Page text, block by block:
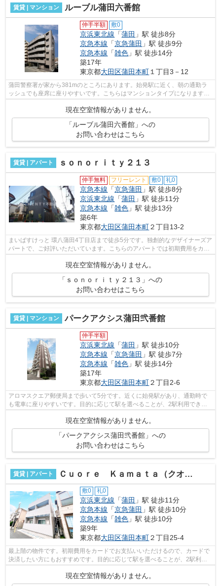
賃貸 | マンション ルーブル蒲田六番館
仲手半額 敷0
京浜東北線 「蒲田 」駅 徒歩8分
京急本線 「京急蒲田 」駅 徒歩9分
京急本線 「雑色 」駅 徒歩14分
築17年
東京都大田区蒲田本町 １丁目3－12
蒲田警察署が家から381mのところにあります。始発駅に近く、朝の通勤ラ
ッシュでも座席に座りやすいです。こちらはマンションタイプになります。
道が平坦だと買い物も快適にできますね...
現在空室情報がありません。
「ルーブル蒲田六番館」への
お問い合わせはこちら
賃貸 | アパート ｓｏｎｏｒｉｔｙ２１３
仲手無料 フリーレント 敷0 礼0
京急本線 「京急蒲田 」駅 徒歩8分
京浜東北線 「蒲田 」駅 徒歩11分
京急本線 「雑色 」駅 徒歩13分
築6年
東京都大田区蒲田本町２丁目13-2
まいばすけっと 環八蒲田4丁目店まで徒歩5分です。独創的なデザイナーズア
パートで、ご好評いただいています。こちらのアパートでは初期費用をカー
現在空室情報がありません。
「ｓｏｎｏｒｉｔｙ２１３」への
お問い合わせはこちら
賃貸 | マンション パークアクシス蒲田弐番館
仲手半額
京浜東北線 「蒲田 」駅 徒歩10分
京急本線 「京急蒲田 」駅 徒歩7分
京急本線 「雑色 」駅 徒歩14分
築17年
東京都大田区蒲田本町２丁目2-6
アロマスクエア郵便局まで歩いて5分です。近くに始発駅があり、通勤時で
も電車に座りやすいです。目的に応じて駅を選べることが、2駅利用できる
この物件のメリットです。こちらの物件...
現在空室情報がありません。
「パークアクシス蒲田弐番館」への
お問い合わせはこちら
賃貸 | アパート Ｃｕｏｒｅ Ｋａｍａｔａ（クオーレカマタ）
敷0 礼0
京浜東北線 「蒲田 」駅 徒歩11分
京急本線 「京急蒲田 」駅 徒歩10分
京急本線 「雑色 」駅 徒歩10分
築9年
東京都大田区蒲田本町２丁目25-4
最上階の物件です。初期費用をカードでお支払いいただけるので、カードで
決済したい方にもおすすめです。目的に応じて駅を選べることが、2駅利用
現在空室情報がありません。